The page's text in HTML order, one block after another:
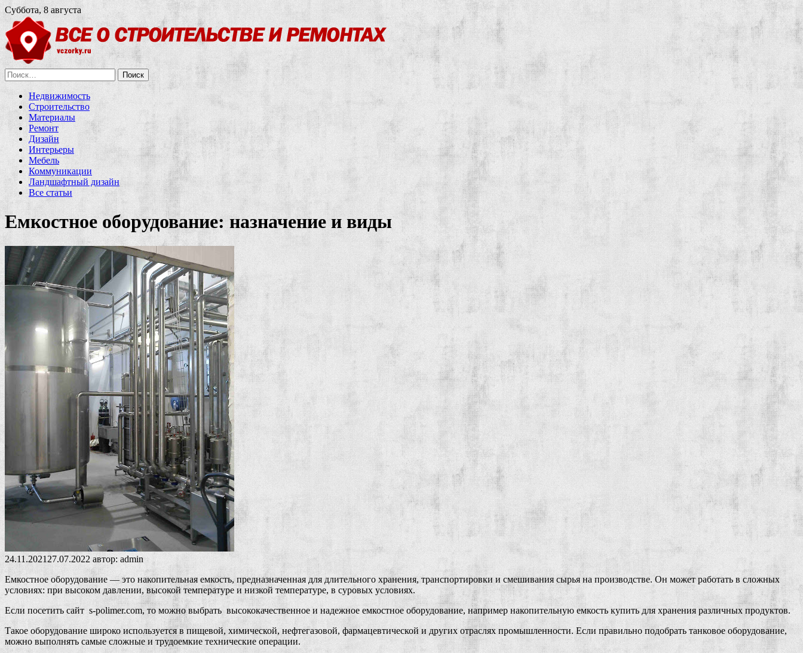
Суббота, 8 августа
Найти:
Недвижимость
Строительство
Материалы
Ремонт
Дизайн
Интерьеры
Мебель
Коммуникации
Ландшафтный дизайн
Все статьи
Емкостное оборудование: назначение и виды
24.11.202127.07.2022 автор: admin
Емкостное оборудование — это накопительная емкость, предназначенная для длительного хранения, транспортировки и смешивания сырья на производстве. Он может работать в сложных
условиях: при высоком давлении, высокой температуре и низкой температуре, в суровых условиях.
Если посетить сайт s-polimer.com, то можно выбрать высококачественное и надежное емкостное оборудование, например накопительную емкость купить для хранения различных продуктов.
Такое оборудование широко используется в пищевой, химической, нефтегазовой, фармацевтической и других отраслях промышленности. Если правильно подобрать танковое оборудование,
можно выполнять самые сложные и трудоемкие технические операции.